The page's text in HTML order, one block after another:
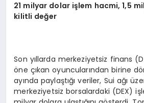
21 milyar dolar işlem hacmi, 1,5
kilitli değer
Son yıllarda merkeziyetsiz finans
öne çıkan oyuncularından birine
ayında paylaştığı veriler, Sui ağı
merkeziyetsiz borsalardaki (DEX)